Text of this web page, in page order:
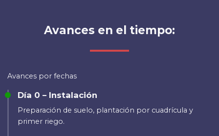
Avances en el tiempo:
Avances por fechas
Día 0 – Instalación
Preparación de suelo, plantación por cuadrícula y
primer riego.